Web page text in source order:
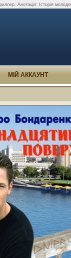
Анотація: Історія
МІЙ АККАУНТ